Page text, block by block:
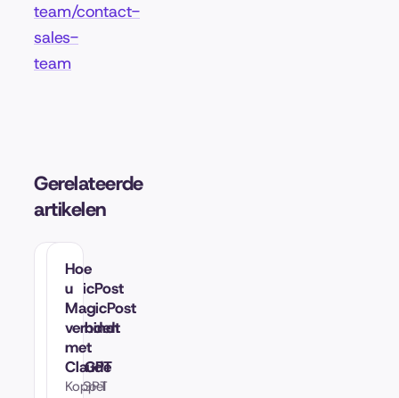
team/contact-
sales-
team
Gerelateerde
artikelen
Hoe
MagicPost
te
verbinden
met
ChatGPT
ChatGPT
Hoe
u
MagicPost
verbindt
met
Claude
Koppel